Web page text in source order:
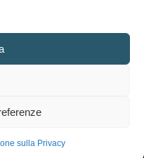
sulla Privacy
la riproduzione.
di Vendita
Cookie Policy (UE)